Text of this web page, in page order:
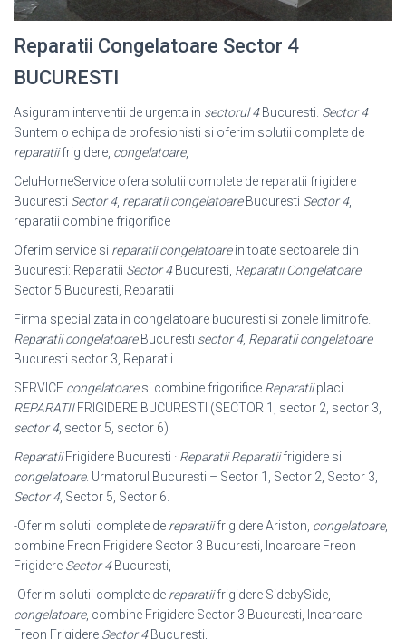
Reparatii Congelatoare Sector 4
BUCURESTI
Asiguram interventii de urgenta in sectorul 4Bucuresti. Sector 4
Suntem o echipa de profesionisti si oferim solutii complete de
reparatiifrigidere, congelatoare,
CeluHomeService ofera solutii complete de reparatii frigidere
Bucuresti Sector 4, reparatii congelatoareBucuresti Sector 4,
reparatii combine frigorifice
Oferim service si reparatii congelatoarein toate sectoarele din
Bucuresti: Reparatii Sector 4Bucuresti, Reparatii Congelatoare
Sector 5 Bucuresti, Reparatii
Firma specializata in congelatoare bucuresti si zonele limitrofe.
Reparatii congelatoareBucuresti sector 4, Reparatii congelatoare
Bucuresti sector 3, Reparatii
SERVICE congelatoaresi combine frigorifice. Reparatiiplaci
REPARATIIFRIGIDERE BUCURESTI (SECTOR 1, sector 2, sector 3,
sector 4, sector 5, sector 6)
ReparatiiFrigidere Bucuresti · Reparatii Reparatiifrigidere si
congelatoare. Urmatorul Bucuresti – Sector 1, Sector 2, Sector 3,
Sector 4, Sector 5, Sector 6.
-Oferim solutii complete de reparatiifrigidere Ariston, congelatoare,
combine Freon Frigidere Sector 3 Bucuresti, Incarcare Freon
Frigidere Sector 4Bucuresti,
-Oferim solutii complete de reparatiifrigidere SidebySide,
congelatoare, combine Frigidere Sector 3 Bucuresti, Incarcare
Freon Frigidere Sector 4Bucuresti,